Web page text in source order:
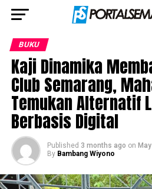
BUKU
Kaji Dinamika
Club Semarang,
Temukan Alternatif
Berbasis Digital
Published 3 months ago on
By Bambang Wiyono